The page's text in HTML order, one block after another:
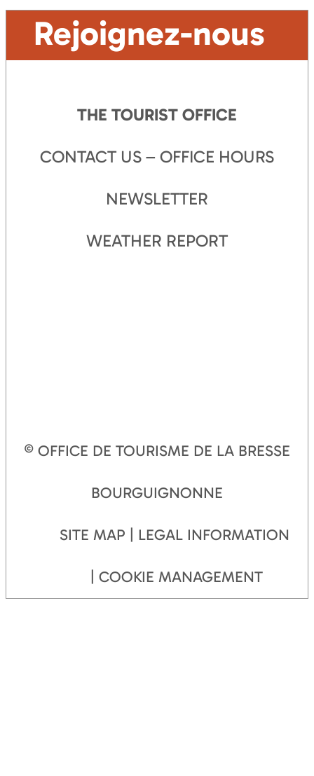
Rejoignez-nous
THE TOURIST OFFICE
CONTACT US – OFFICE HOURS
NEWSLETTER
WEATHER REPORT
© OFFICE DE TOURISME DE LA BRESSE
BOURGUIGNONNE
SITE MAP LEGAL INFORMATION
COOKIE MANAGEMENT